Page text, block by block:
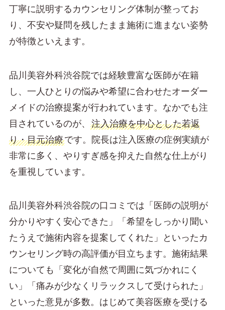
丁寧に説明するカウンセリング体制が整ってお
り、不安や疑問を残したまま施術に進まない姿勢
が特徴といえます。
品川美容外科渋谷院では経験豊富な医師が在籍
し、一人ひとりの悩みや希望に合わせたオーダー
メイドの治療提案が行われています。なかでも注
目されているのが、 注入治療を中心とした若返
り・目元治療です。院長は注入医療の症例実績が
非常に多く、やりすぎ感を抑えた自然な仕上がり
を重視しています。
品川美容外科渋谷院の口コミでは「医師の説明が
分かりやすく安心できた」「希望をしっかり聞い
たうえで施術内容を提案してくれた」といったカ
ウンセリング時の高評価が目立ちます。施術結果
についても「変化が自然で周囲に気づかれにく
い」「痛みが少なくリラックスして受けられた」
といった意見が多数。はじめて美容医療を受ける